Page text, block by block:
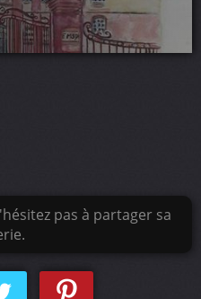
pas à partager sa